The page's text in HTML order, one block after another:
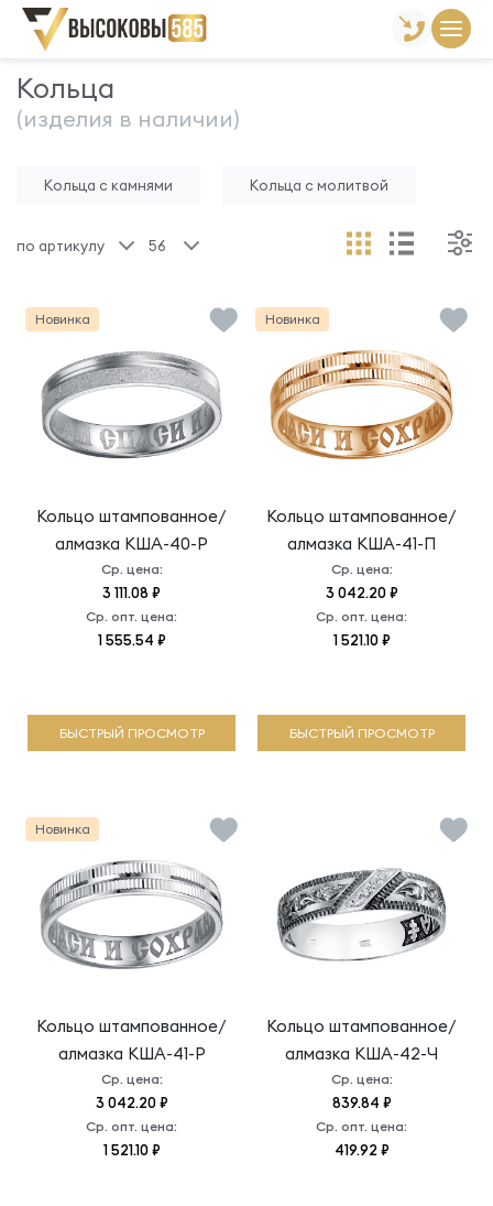
Главная Склад готовой продукции
Кольца
(изделия в наличии)
Кольца с камнями Кольца с молитвой
по артикулу 56
Кольцо штампованное/
алмазка КША-40-Р
Ср. цена:
3 111.08 ₽
Ср. опт. цена:
1 555.54 ₽
Новинка
БЫСТРЫЙ ПРОСМОТР
Кольцо штампованное/
алмазка КША-41-П
Ср. цена:
3 042.20 ₽
Ср. опт. цена:
1 521.10 ₽
Новинка
БЫСТРЫЙ ПРОСМОТР
Кольцо штампованное/
алмазка КША-41-Р
Ср. цена:
3 042.20 ₽
Ср. опт. цена:
1 521.10 ₽
Новинка
Кольцо штампованное/
алмазка КША-42-Ч
Ср. цена:
839.84 ₽
Ср. опт. цена:
419.92 ₽